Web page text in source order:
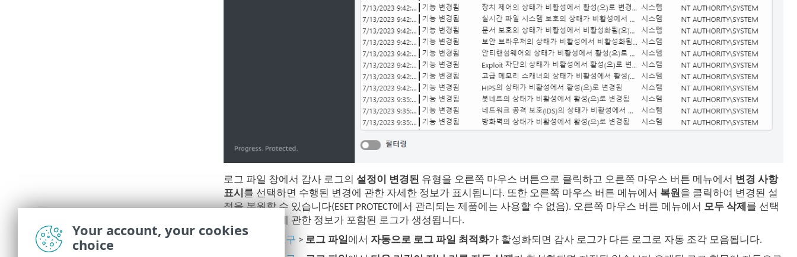
로그 파일 창에서 감사 로그의 설정이 변경된 유형을 오른쪽 마우스 버튼으로 클릭하고 오른쪽 마우스 버튼 메뉴에서 변경 사항
표시 를 선택하면 수행된 변경에 관한 자세한 정보가 표시됩니다. 또한 오른쪽 마우스 버튼 메뉴에서 복원을 클릭하여 변경된 설
정을 복원할 수 있습니다(ESET PROTECT에서 관리되는 제품에는 사용할 수 없음). 오른쪽 마우스 버튼 메뉴에서 모두 삭제 를 선택
하면 이 동작에 관한 정보가 포함된 로그가 생성됩니다.
도구 > 로그 파일에서 자동으로 로그 파일 최적화가 활성화되면 감사 로그가 다른 로그로 자동 조각 모음됩니다.
Your account, your cookies
choice